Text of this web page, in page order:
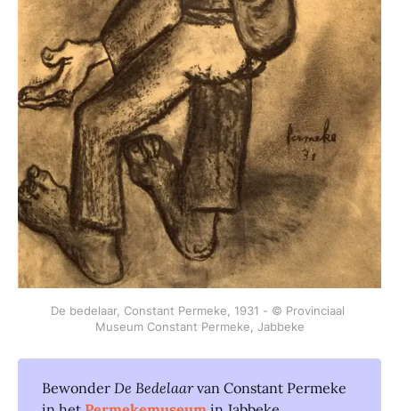
De bedelaar, Constant Permeke, 1931 - © Provinciaal
Museum Constant Permeke, Jabbeke
Bewonder De Bedelaar van Constant Permeke